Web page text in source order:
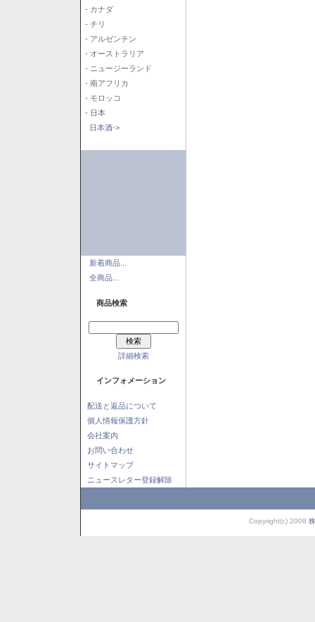
- カナダ
- チリ
- アルゼンチン
- オーストラリア
- ニュージーランド
- 南アフリカ
- モロッコ
- 日本
日本酒->
新着商品...
全商品...
商品検索
詳細検索
インフォメーション
配送と返品について
個人情報保護方針
会社案内
お問い合わせ
サイトマップ
ニュースレター登録解除
Copyright(c) 2008